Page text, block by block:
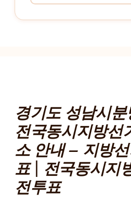
경기도 성남시
전국동시지방선
소 안내 – 지방
표 | 전국동시지
전투표